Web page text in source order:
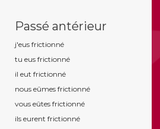
Passé antérieur
j'eus frictionné
tu eus frictionné
il eut frictionné
nous eûmes frictionné
vous eûtes frictionné
ils eurent frictionné